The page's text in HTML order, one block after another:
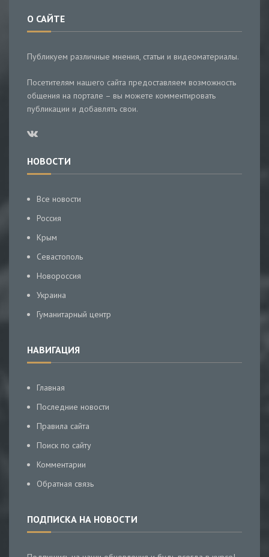
О САЙТЕ
Публикуем различные мнения, статьи и видеоматериалы.
Посетителям нашего сайта предоставляем возможность
общения на портале – вы можете комментировать
публикации и добавлять свои.
НОВОСТИ
Все новости
Россия
Крым
Севастополь
Новороссия
Украина
Гуманитарный центр
НАВИГАЦИЯ
Главная
Последние новости
Правила сайта
Поиск по сайту
Комментарии
Обратная связь
ПОДПИСКА НА НОВОСТИ